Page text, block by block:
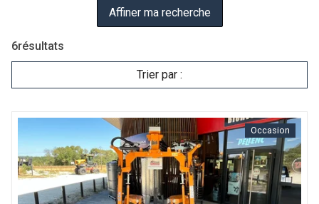
6résultats
Trier par :
Affiner ma recherche
Occasion